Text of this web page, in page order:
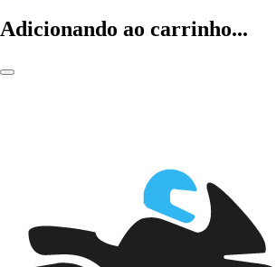
Adicionando ao carrinho...